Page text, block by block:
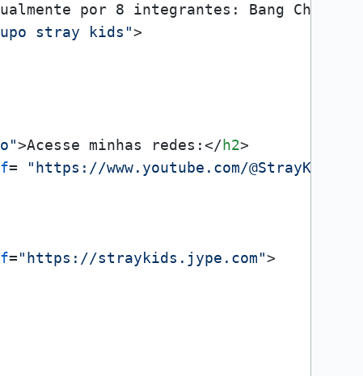
por 8 integrantes: Bang Chan,
stray kids">
>Acesse minhas redes:</h2>
= "https://www.youtube.com/@StrayKids"
="https://straykids.jype.com">